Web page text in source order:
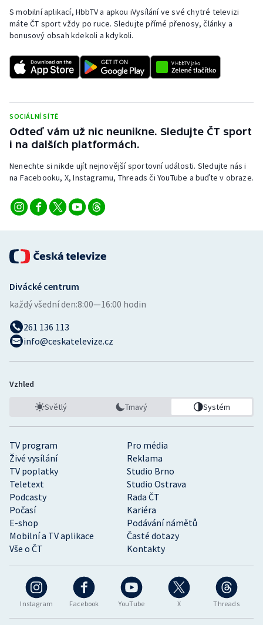
Rychlostní kanoistika
Sportovní střelba
Stolní tenis
Triatlon
Veslování
Volejbal
Ostatní
S mobilní aplikací, HbbTV a apkou iVysílání ve své chytré televizi
máte ČT sport vždy po ruce. Sledujte přímé přenosy, články a
bonusový obsah kdekoli a kdykoli.
SOCIÁLNÍ SÍTĚ
Odteď vám už nic neunikne. Sledujte ČT sport
i na dalších platformách.
Nenechte si nikde ujít nejnovější sportovní události. Sledujte nás i
na Facebooku, X, Instagramu, Threads či YouTube a buďte v obraze.
Instagram Facebook YouTube X Threads
TV program
Pro média
Živé vysílání
Reklama
TV poplatky
Studio Brno
Teletext
Studio Ostrava
Podcasty
Rada ČT
Počasí
Kariéra
E-shop
Podávání námětů
Mobilní a TV aplikace
Časté dotazy
Vše o ČT
Kontakty
Divácké centrum
každý všední den:8:00—16:00 hodin
261 136 113
info@ceskatelevize.cz
Vzhled
Světlý Tmavý Systém